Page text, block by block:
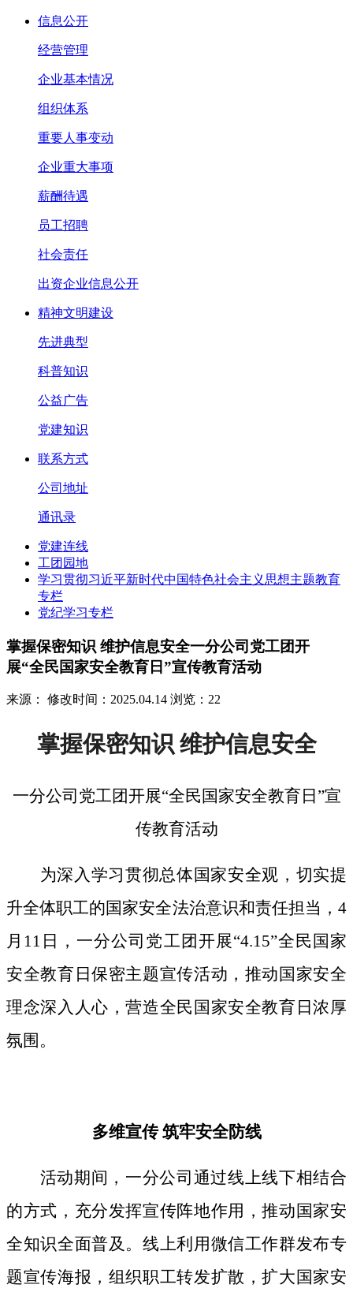
信息公开
经营管理
企业基本情况
组织体系
重要人事变动
企业重大事项
薪酬待遇
员工招聘
社会责任
出资企业信息公开
精神文明建设
先进典型
科普知识
公益广告
党建知识
联系方式
公司地址
通讯录
党建连线
工团园地
学习贯彻习近平新时代中国特色社会主义思想主题教育
专栏
党纪学习专栏
掌握保密知识 维护信息安全一分公司党工团开
展“全民国家安全教育日”宣传教育活动
来源： 修改时间：2025.04.14 浏览：22
掌握保密知识 维护信息安全
一分公司党工团开展“全民国家安全教育日”宣
传教育活动
为深入学习贯彻总体国家安全观，切实提
升全体职工的国家安全法治意识和责任担当， 4
月11日，一分公司党工团开展“4.15”全民国家
安全教育日保密主题宣传活动，推动国家安全
理念深入人心，营造全民国家安全教育日浓厚
氛围。
多维宣传筑牢安全防线
活动期间， 一分公司通过线上线下相结合
的方式， 充分发挥宣传阵地作用，推动国家安
全知识全面普及。线上利用微信工作群发布专
题宣传海报，组织职工转发扩散，扩大国家安